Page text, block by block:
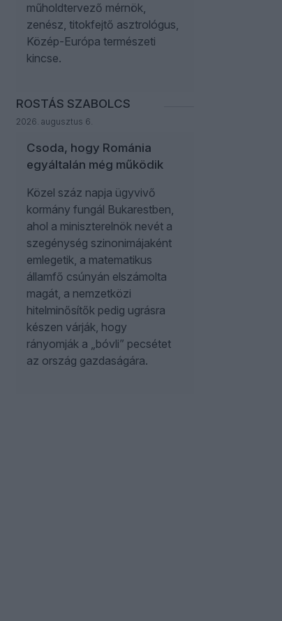
műholdtervező mérnök,
zenész, titokfejtő asztrológus,
Közép-Európa természeti
kincse.
ROSTÁS SZABOLCS
2026. augusztus 6.
Csoda, hogy Románia
egyáltalán még működik
Közel száz napja ügyvivő
kormány fungál Bukarestben,
ahol a miniszterelnök nevét a
szegénység szinonimájaként
emlegetik, a matematikus
államfő csúnyán elszámolta
magát, a nemzetközi
hitelminősítők pedig ugrásra
készen várják, hogy
rányomják a „bóvli” pecsétet
az ország gazdaságára.